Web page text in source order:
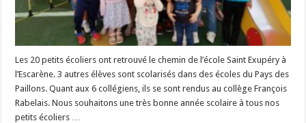
Les 20 petits écoliers ont retrouvé le chemin de l’école Saint Exupéry à
l’Escarène. 3 autres élèves sont scolarisés dans des écoles du Pays des
Paillons. Quant aux 6 collégiens, ils se sont rendus au collège François
Rabelais. Nous souhaitons une très bonne année scolaire à tous nos
petits écoliers …